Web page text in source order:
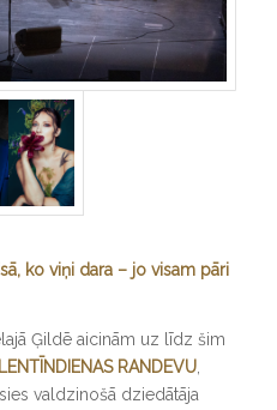
ko viņi dara – jo visam pāri
Ģildē aicinām uz līdz šim
RANDEVU,
valdzinošā dziedātāja